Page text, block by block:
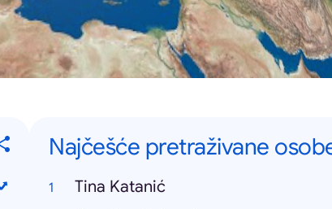
Najčešće pretraživane
Tina Katanić